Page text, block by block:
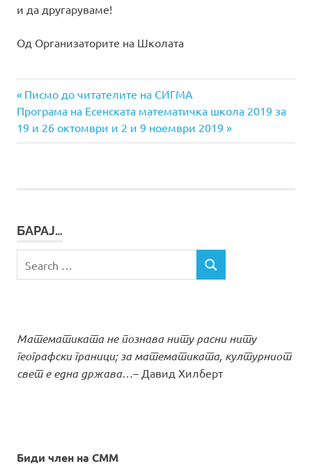
и да другаруваме!
Од Организаторите на Школата
Навигација
на
Previous
Post:
Писмо до читателите на СИГМА
Next
Post:
Програма на Есенската математичка школа 2019 за
19 и 26 октомври и 2 и 9 ноември 2019
БАРАЈ…
for:
SEARCH
Математиката не познава ниту расни ниту
географски граници; за математиката, културниот
свет е една држава…– Давид Хилберт
Биди член на СММ